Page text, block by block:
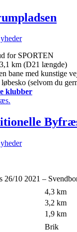
for SPORTEN
3,1 km (D21 længde)
bane med kunstige
(selvom du
klubber
26/10 2021 –
4,3 km
3,2 km
1,9 km
Brik